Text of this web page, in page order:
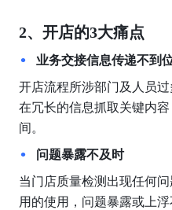
2、开店的3大痛点
业务交接信息传递不到
开店流程所涉部门及人员
在冗长的信息抓取关键内
间。
问题暴露不及时
当门店质量检测出现任何
用的使用，问题暴露或上